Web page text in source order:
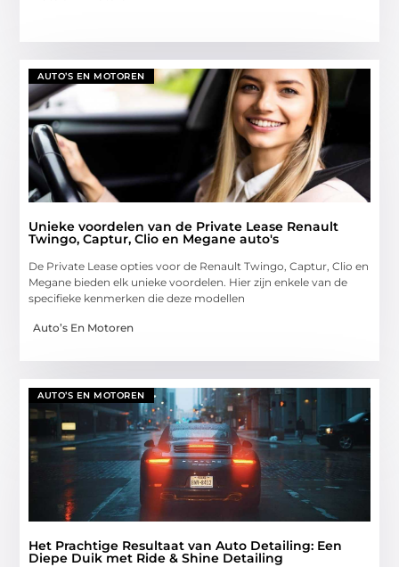
AUTO’S EN MOTOREN
Unieke voordelen van de Private Lease Renault
Twingo, Captur, Clio en Megane auto's
De Private Lease opties voor de Renault Twingo, Captur, Clio en
Megane bieden elk unieke voordelen. Hier zijn enkele van de
specifieke kenmerken die deze modellen
Auto’s En Motoren
AUTO’S EN MOTOREN
Het Prachtige Resultaat van Auto Detailing: Een
Diepe Duik met Ride & Shine Detailing